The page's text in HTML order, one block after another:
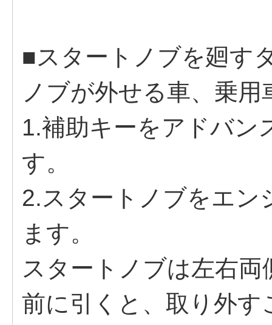
■スタートノブを廻す
ノブが外せる車、乗用
1.補助キーをアドバン
す。
2.スタートノブをエン
ます。
スタートノブは左右
前に引くと、取り外